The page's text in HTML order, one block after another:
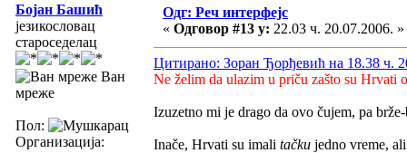
Бојан Башић
језикословац
староседелац
Ван
мреже
Пол:
Организација:
Одг: Реч интерфејс
« Одговор #13 у: 22.03 ч. 20.07.2006. »
Цитирано: Зоран Ђорђевић на 18.38 ч.
Ne želim da ulazim u priču zašto su Hrvati
Izuzetno mi je drago da ovo čujem, pa
Inače, Hrvati su imali tačku jedno vreme,